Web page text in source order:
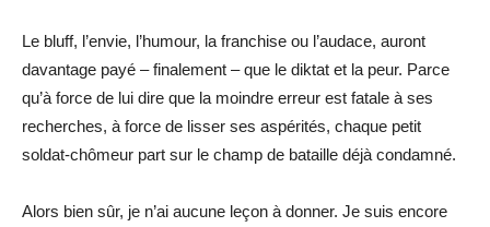
Le bluff, l’envie, l’humour, la franchise ou l’audace, auront
davantage payé – finalement – que le diktat et la peur. Parce
qu’à force de lui dire que la moindre erreur est fatale à ses
recherches, à force de lisser ses aspérités, chaque petit
soldat-chômeur part sur le champ de bataille déjà condamné.
Alors bien sûr, je n’ai aucune leçon à donner. Je suis encore